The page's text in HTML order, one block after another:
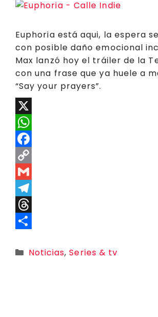
Euphoria está aqui, la espera
con posible daño emocional
Max lanzó hoy el tráiler de la
con una frase que ya huele a
“Say your prayers”.
X
W
h
a
t
s
A
p
F
a
c
e
b
o
C
o
p
y
i
G
m
a
l
T
e
e
T
r
o
Categorías
Noticias,Series & tv